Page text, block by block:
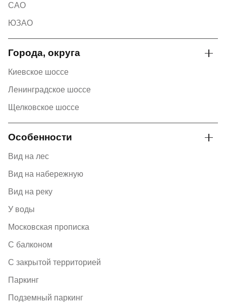
САО
ЮЗАО
Города, округа
Киевское шоссе
Ленинградское шоссе
Щелковское шоссе
Особенности
Вид на лес
Вид на набережную
Вид на реку
У воды
Московская прописка
С балконом
С закрытой территорией
Паркинг
Подземный паркинг